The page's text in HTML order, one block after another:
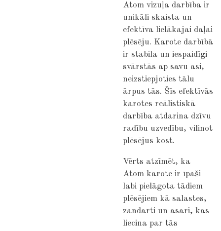
Atom vizuļa darbība ir
unikāli skaista un
efektīva lielākajai daļai
plēsēju. Karote darbībā
ir stabila un iespaidīgi
svārstās ap savu asi,
neizstiepjoties tālu
ārpus tās. Šīs efektīvās
karotes reālistiskā
darbība atdarina dzīvu
radību uzvedību, vilinot
plēsējus kost.
Vērts atzīmēt, ka
Atom karote ir īpaši
labi pielāgota tādiem
plēsējiem kā salastes,
zandarti un asari, kas
liecina par tās